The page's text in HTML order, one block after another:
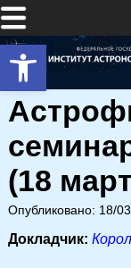
Открыть панель
(18
Опубликовано: 18/
Докладчик: